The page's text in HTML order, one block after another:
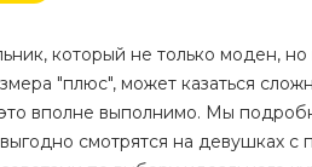
который не только моден,
"плюс", может казаться
вполне выполнимо. Мы
смотрятся на девушках